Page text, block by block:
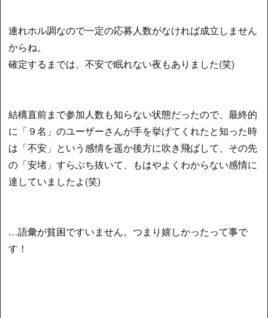
連れホル調なので一定の応募人数がなければ成立しません
からね。
確定するまでは、不安で眠れない夜もありました(笑)
結構直前まで参加人数も知らない状態だったので、最終的
に「９名」のユーザーさんが手を挙げてくれたと知った時
は「不安」という感情を遥か後方に吹き飛ばして、その先
の「安堵」すらぶち抜いて、もはやよくわからない感情に
達していましたよ(笑)
…語彙が貧困ですいません。つまり嬉しかったって事で
す！